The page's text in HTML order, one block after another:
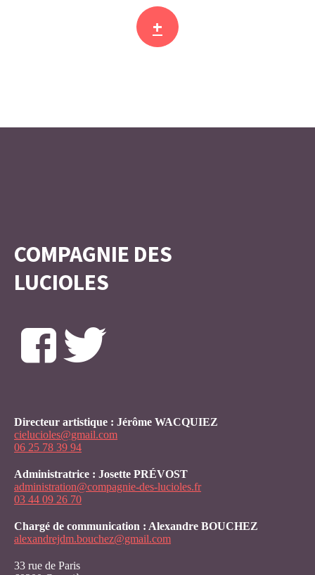
+
COMPAGNIE DES
LUCIOLES
Directeur artistique : Jérôme WACQUIEZ
cielucioles@gmail.com
06 25 78 39 94
Administratrice : Josette PRÉVOST
administration@compagnie-des-lucioles.fr
03 44 09 26 70
Chargé de communication : Alexandre BOUCHEZ
alexandrejdm.bouchez@gmail.com
33 rue de Paris